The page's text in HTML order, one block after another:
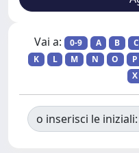
Vai a: 0-9 A B C
K
L M N O P
X
o inserisci le iniziali: